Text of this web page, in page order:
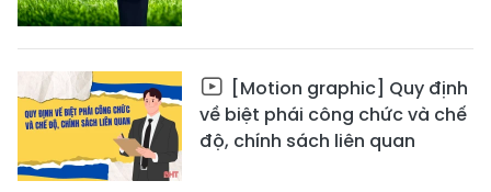
[Motion graphic] Quy định
về biệt phái công chức và chế
độ, chính sách liên quan